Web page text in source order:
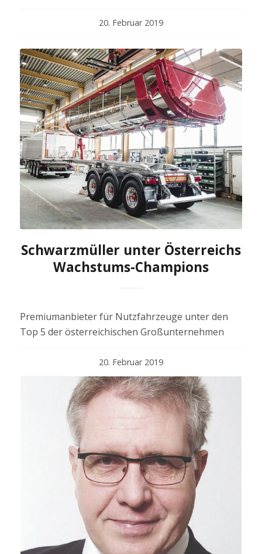
20. Februar 2019
Schwarzmüller unter Österreichs
Wachstums-Champions
Premiumanbieter für Nutzfahrzeuge unter den
Top 5 der österreichischen Großunternehmen
20. Februar 2019